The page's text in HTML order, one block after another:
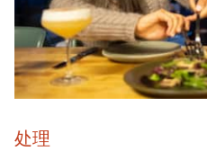
处理